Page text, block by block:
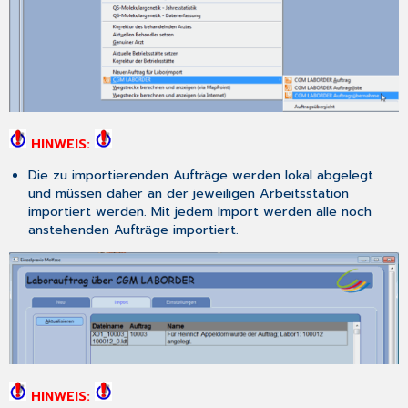
HINWEIS:
Die zu importierenden Aufträge werden lokal abgelegt
und müssen daher an der jeweiligen Arbeitsstation
importiert werden. Mit jedem Import werden alle noch
anstehenden Aufträge importiert.
HINWEIS: